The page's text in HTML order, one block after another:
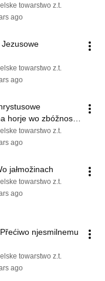
towarstwo z.t.
ago
towarstwo z.t.
ago
horje wo zbóžnosći
towarstwo z.t.
ago
jałmožinach
towarstwo z.t.
ago
njesmilnemu
towarstwo z.t.
ago